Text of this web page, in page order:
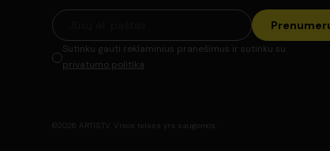
Vaidina :
Vytautas Tomkus,
Kategorija :
Vaidybinis pilnametražis
Sutinku gauti reklaminius pranešimus ir sutinku su
privatumo politika
©2026 ARTIS.TV. Visos teisės yra saugomos.